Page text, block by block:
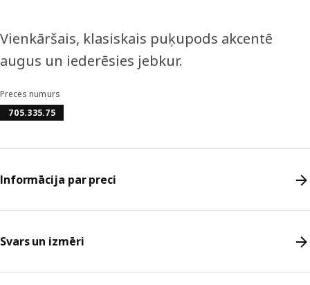
Vienkāršais, klasiskais puķupods akcentē
augus un iederēsies jebkur.
Preces numurs
705.335.75
Informācija par preci
Svars un izmēri